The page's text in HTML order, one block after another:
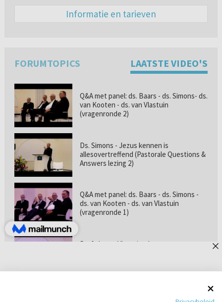
Informatie en tarieven
FORUMTOPICS LAATSTE VIDEO'S
Q&A met panel: ds. Baars - ds. Simons- ds.
van Kooten - ds. van Vlastuin
(vragenronde 2)
Ds. Simons - Jezus kennen is
allesovertreffend (Pastorale Questions &
Answers lezing 2)
Q&A met panel: ds. Baars - ds. Simons -
ds. van Kooten - ds. van Vlastuin
(vragenronde 1)
Prof. dr. van Vlastuin - Is